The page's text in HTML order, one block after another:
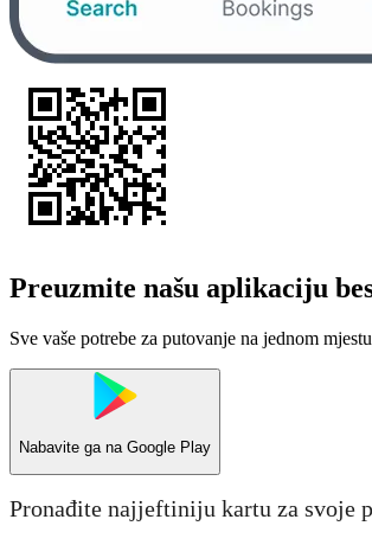
Preuzmite našu aplikaciju
Sve vaše potrebe za putovanje na jednom mjestu
Nabavite ga na Google Play
Pronađite najjeftiniju kartu za svoje